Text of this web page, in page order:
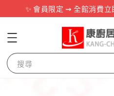
✨ 會員限定 ⇝ 全館消費
搜尋